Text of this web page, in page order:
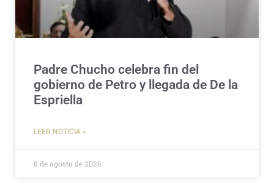
Padre Chucho celebra fin del
gobierno de Petro y llegada de De la
Espriella
LEER NOTICIA »
8 de agosto de 2026